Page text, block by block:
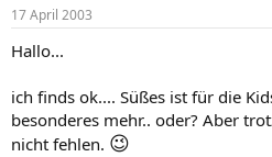
17 April 2003
Hallo...
ich finds ok.... Süßes ist für die
besonderes mehr.. oder? Aber
nicht fehlen. 😉